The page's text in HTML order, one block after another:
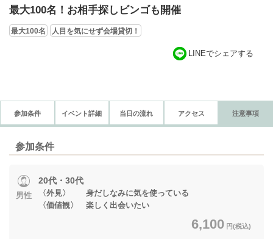
最大100名！お相手探しビンゴも開催
最大100名 人目を気にせず会場貸切！
LINEでシェアする
参加条件 イベント詳細 当日の流れ アクセス 注意事項
参加条件
男性
20代・30代
〈外見〉 身だしなみに気を使っている
〈価値観〉 楽しく出会いたい
6,100 円(税込)